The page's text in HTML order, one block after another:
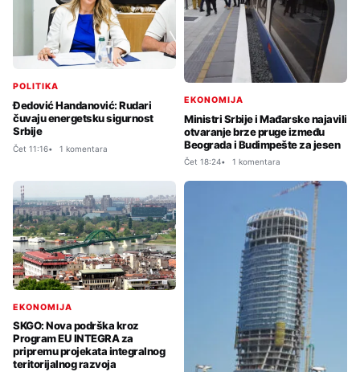
POLITIKA
Đedović Handanović: Rudari
čuvaju energetsku sigurnost
Srbije
Čet 11:16 1 komentara
EKONOMIJA
Ministri Srbije i Mađarske najavili
otvaranje brze pruge između
Beograda i Budimpešte za jesen
Čet 18:24 1 komentara
EKONOMIJA
SKGO: Nova podrška kroz
Program EU INTEGRA za
pripremu projekata integralnog
teritorijalnog razvoja